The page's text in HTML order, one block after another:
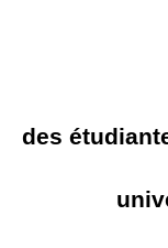
des